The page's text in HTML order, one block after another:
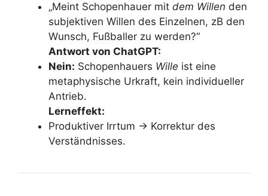
„Meint Schopenhauer mit dem Willen den
subjektiven Willen des Einzelnen, zB den
Wunsch, Fußballer zu werden?“
Antwort von ChatGPT:
Nein: Schopenhauers Wille ist eine
metaphysische Urkraft, kein individueller
Antrieb.
Lerneffekt:
Produktiver Irrtum → Korrektur des
Verständnisses.